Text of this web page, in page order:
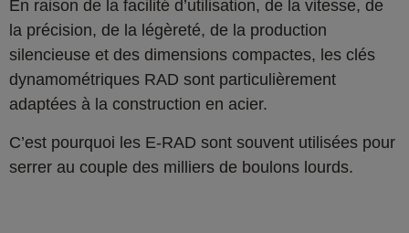
En raison de la facilité d’utilisation, de la vitesse, de
la précision, de la légèreté, de la production
silencieuse et des dimensions compactes, les clés
dynamométriques RAD sont particulièrement
adaptées à la construction en acier.
C’est pourquoi les E-RAD sont souvent utilisées pour
serrer au couple des milliers de boulons lourds.